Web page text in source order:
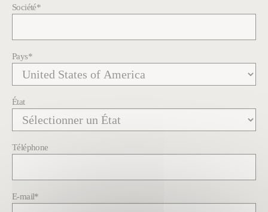
Société*
Pays*
État
Téléphone
E-mail*